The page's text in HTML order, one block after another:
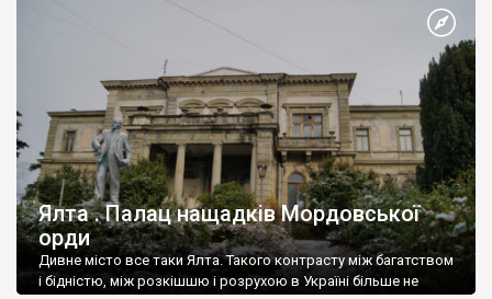
Ялта . Палац нащадків Мордовської
орди
Дивне місто все таки Ялта. Такого контрасту між багатством
і бідністю, між розкішшю і розрухою в Україні більше не